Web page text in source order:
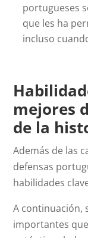
portugueses
que les ha
incluso
mejores
de la
Además de las
defensas
habilidades
A continuación,
importantes